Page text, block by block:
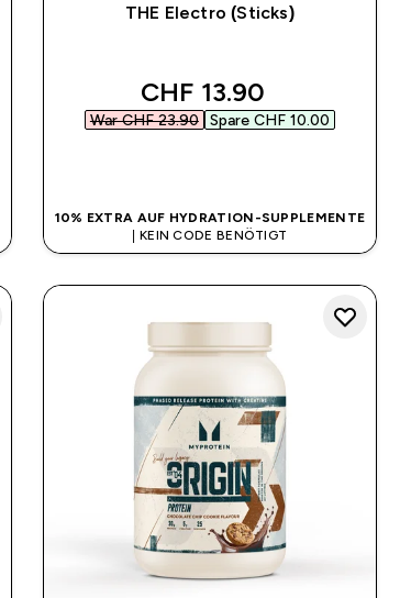
THE Electro (Sticks)
discounted price
CHF 13.90‎
War CHF 23.90‎ Spare CHF 10.00‎
10% EXTRA AUF HYDRATION-SUPPLEMENTE
| KEIN CODE BENÖTIGT